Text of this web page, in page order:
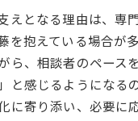
えとなる理由は、
抱えている場合が多
ら、相談者のペー
と感じるようになる
に寄り添い、必要